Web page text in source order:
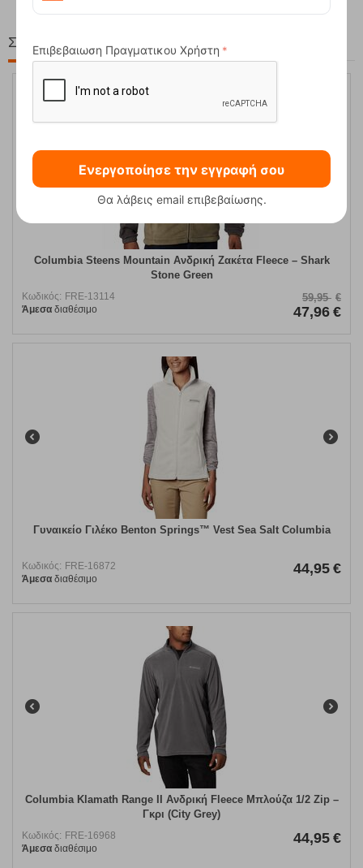
Στη ίδια Τιμή!
Columbia Steens Mountain Ανδρική Ζακέτα Fleece – Shark
Stone Green
Κωδικός: FRE-13114
Άμεσα διαθέσιμο
59,95 €
47,96 €
Γυναικείο Γιλέκο Benton Springs™ Vest Sea Salt Columbia
Κωδικός: FRE-16872
Άμεσα διαθέσιμο
44,95 €
Columbia Klamath Range II Ανδρική Fleece Μπλούζα 1/2 Zip –
Γκρι (City Grey)
Κωδικός: FRE-16968
Άμεσα διαθέσιμο
44,95 €
Επιβεβαιωση Πραγματικου Χρήστη
Ενεργοποίησε την εγγραφή σου
Θα λάβεις email επιβεβαίωσης.